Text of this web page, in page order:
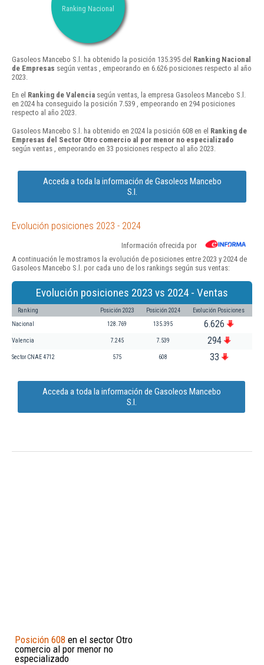
Ranking Nacional
Gasoleos Mancebo S.l. ha obtenido la posición 135.395 del Ranking Nacional
de Empresas según ventas , empeorando en 6.626 posiciones respecto al año
2023.
En el Ranking de Valencia según ventas, la empresa Gasoleos Mancebo S.l.
en 2024 ha conseguido la posición 7.539 , empeorando en 294 posiciones
respecto al año 2023.
Gasoleos Mancebo S.l. ha obtenido en 2024 la posición 608 en el Ranking de
Empresas del Sector Otro comercio al por menor no especializado
según ventas , empeorando en 33 posiciones respecto al año 2023.
Acceda a toda la información de Gasoleos Mancebo
S.l.
Evolución posiciones 2023 - 2024
Información ofrecida por
A continuación le mostramos la evolución de posiciones entre 2023 y 2024 de
Gasoleos Mancebo S.l. por cada uno de los rankings según sus ventas:
Evolución posiciones 2023 vs 2024 - Ventas
Ranking Posición 2023 Posición 2024 Evolución Posiciones
Nacional 128.769 135.395 6.626
Valencia 7.245 7.539 294
Sector CNAE 4712 575 608 33
Acceda a toda la información de Gasoleos Mancebo
S.l.
Posición 608 en el sector Otro
comercio al por menor no
especializado